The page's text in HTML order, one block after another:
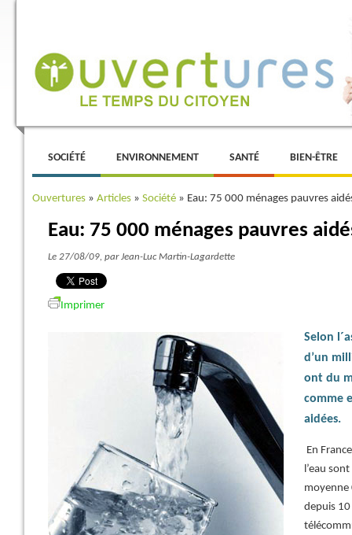
Menu principal
ALLER AU CONTENU PRINCIPAL
ALLER AU CONTENU SECONDAIRE
SOCIÉTÉ ENVIRONNEMENT SANTÉ BIEN-ÊTRE
Ouvertures » Articles » Société » Eau: 75 000 ménages pauvres
Eau: 75 000 ménages pauvres
Le 27/08/09, par Jean-Luc Martin-Lagardette
Imprimer
Selon
d’un
ont du
comme
aidées.
En
l’eau
moyenne
depuis